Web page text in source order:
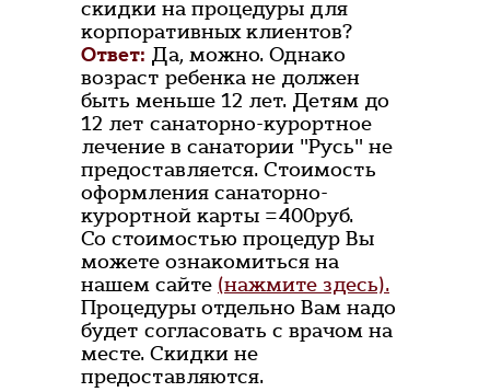
скидки на процедуры для
корпоративных клиентов?
Ответ: Да, можно. Однако
возраст ребенка не должен
быть меньше 12 лет. Детям до
12 лет санаторно-курортное
лечение в санатории "Русь" не
предоставляется. Стоимость
оформления санаторно-
курортной карты =400руб.
Со стоимостью процедур Вы
можете ознакомиться на
нашем сайте (нажмите здесь).
Процедуры отдельно Вам надо
будет согласовать с врачом на
месте. Скидки не
предоставляются.